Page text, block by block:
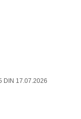
DIN 17.07.2026